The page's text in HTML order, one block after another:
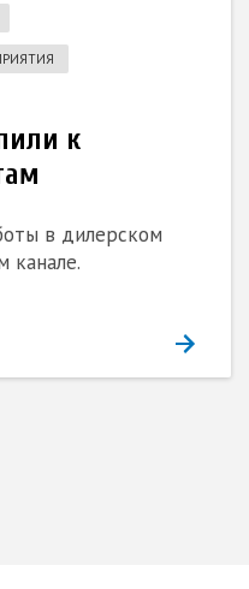
к
в дилерском
канале.